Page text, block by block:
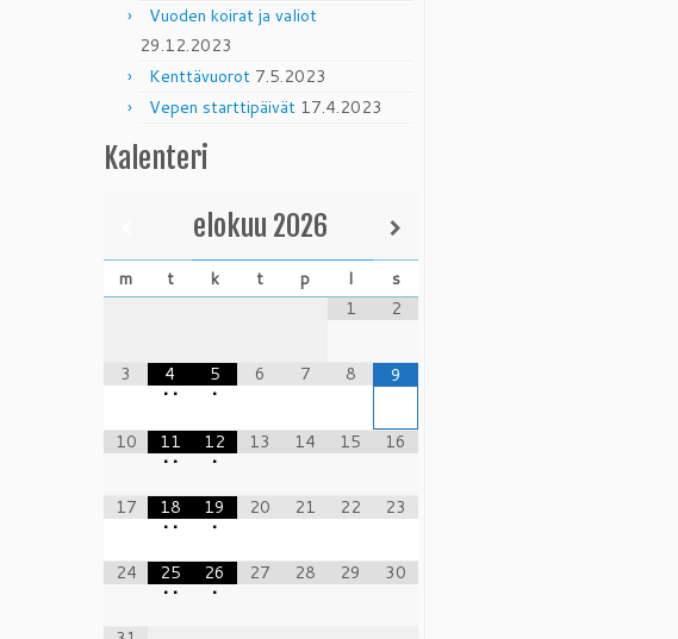
Vuoden koirat ja valiot
29.12.2023
Kenttävuorot 7.5.2023
Vepen starttipäivät 17.4.2023
Kalenteri
elokuu 2026
m t k t p l
s
1
2
3
4
• •
5
•
6 7 8 9
10
11
• •
12
•
13 14 15 16
17
18
• •
19
•
20 21 22 23
24
25
• •
26
•
27 28 29 30